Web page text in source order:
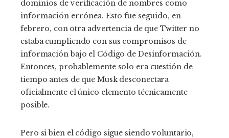
dominios de verificación de nombres como
información errónea. Esto fue seguido, en
febrero, con otra advertencia de que Twitter no
estaba cumpliendo con sus compromisos de
información bajo el Código de Desinformación.
Entonces, probablemente solo era cuestión de
tiempo antes de que Musk desconectara
oficialmente el único elemento técnicamente
posible.
Pero si bien el código sigue siendo voluntario,